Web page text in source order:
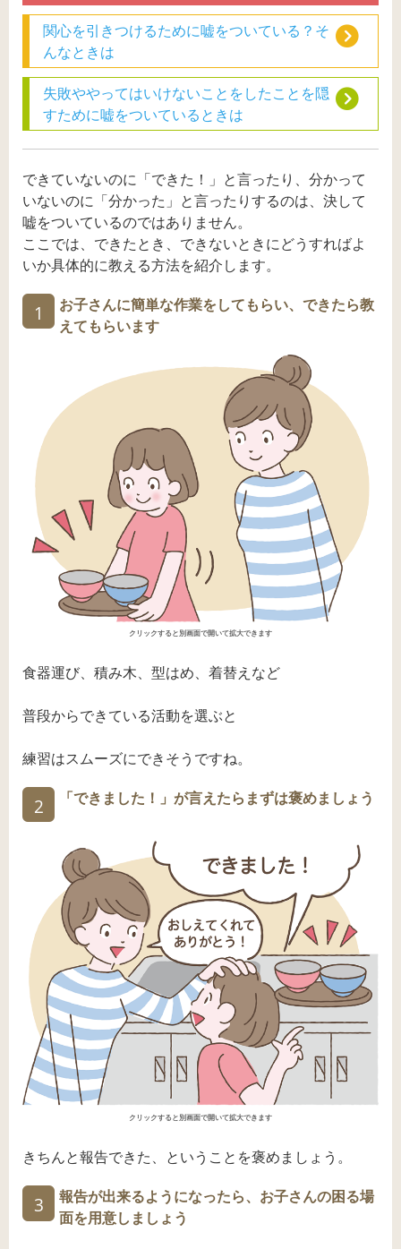
関心を引きつけるために嘘をついている？そ
んなときは
失敗ややってはいけないことをしたことを隠
すために嘘をついているときは
できていないのに「できた！」と言ったり、分かって
いないのに「分かった」と言ったりするのは、決して
嘘をついているのではありません。
ここでは、できたとき、できないときにどうすればよ
いか具体的に教える方法を紹介します。
1
お子さんに簡単な作業をしてもらい、できたら教
えてもらいます
クリックすると別画面で開いて拡大できます
食器運び、積み木、型はめ、着替えなど
普段からできている活動を選ぶと
練習はスムーズにできそうですね。
2 「できました！」が言えたらまずは褒めましょう
クリックすると別画面で開いて拡大できます
きちんと報告できた、ということを褒めましょう。
3
報告が出来るようになったら、お子さんの困る場
面を用意しましょう